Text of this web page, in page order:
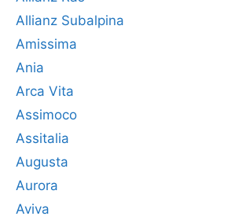
Allianz Subalpina
Amissima
Ania
Arca Vita
Assimoco
Assitalia
Augusta
Aurora
Aviva